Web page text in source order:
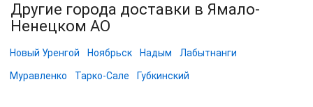
Другие города доставки в Ямало-
Ненецком АО
Новый Уренгой Ноябрьск Надым Лабытнанги
Муравленко Тарко-Сале Губкинский